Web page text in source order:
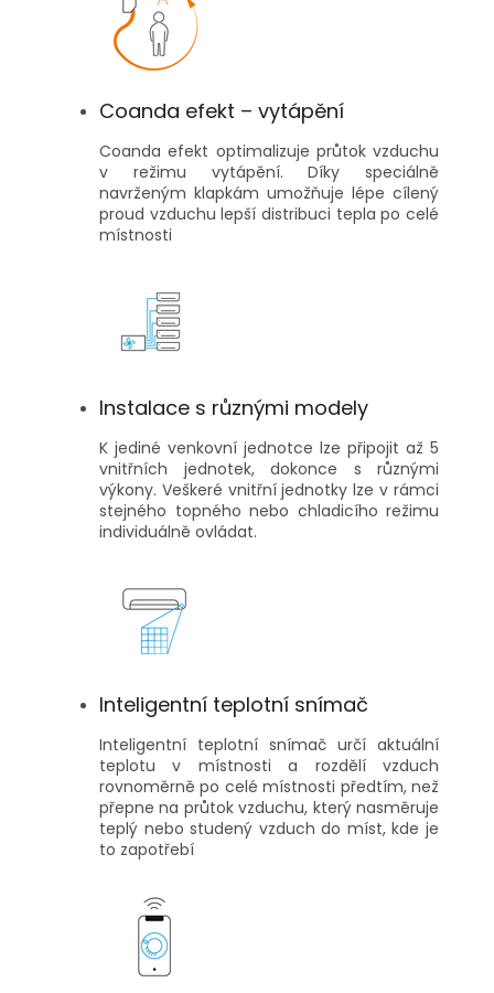
Coanda efekt – vytápění
Coanda efekt optimalizuje průtok vzduchu
v režimu vytápění. Díky speciálně
navrženým klapkám umožňuje lépe cílený
proud vzduchu lepší distribuci tepla po celé
místnosti
Instalace s různými modely
K jediné venkovní jednotce lze připojit až 5
vnitřních jednotek, dokonce s různými
výkony. Veškeré vnitřní jednotky lze v rámci
stejného topného nebo chladicího režimu
individuálně ovládat.
Inteligentní teplotní snímač
Inteligentní teplotní snímač určí aktuální
teplotu v místnosti a rozdělí vzduch
rovnoměrně po celé místnosti předtím, než
přepne na průtok vzduchu, který nasměruje
teplý nebo studený vzduch do míst, kde je
to zapotřebí